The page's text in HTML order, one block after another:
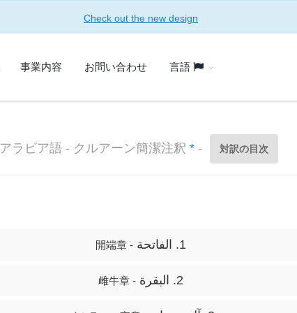
Check out the new design
事業内容 お問い合わせ 言語
アラビア語 - クルアーン簡潔注釈* - 対訳の目次
1. الفاتحة - 開端章
2. البقرة - 雌牛章